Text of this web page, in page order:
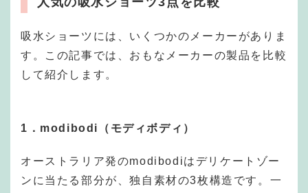
吸水ショーツには、いくつかのメーカーがありま
す。この記事では、おもなメーカーの製品を比較
して紹介します。
1．modibodi（モディボディ）
オーストラリア発のmodibodiはデリケートゾー
ンに当たる部分が、独自素材の3枚構造です。一